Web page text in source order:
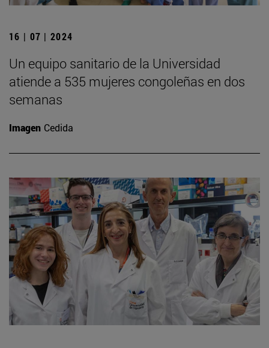
16 | 07 | 2024
Un equipo sanitario de la Universidad
atiende a 535 mujeres congoleñas en dos
semanas
Imagen Cedida